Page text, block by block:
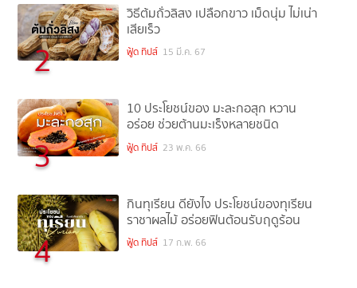
2
วิธีต้มถั่วลิสง เปลือกขาว เม็ดนุ่ม ไม่เน่า
เสียเร็ว
ฟู้ด ทิปส์ 15 มี.ค. 67
3
10 ประโยชน์ของ มะละกอสุก หวาน
อร่อย ช่วยต้านมะเร็งหลายชนิด
ฟู้ด ทิปส์ 23 พ.ค. 66
4
กินทุเรียน ดียังไง ประโยชน์ของทุเรียน
ราชาผลไม้ อร่อยฟินต้อนรับฤดูร้อน
ฟู้ด ทิปส์ 17 ก.พ. 66